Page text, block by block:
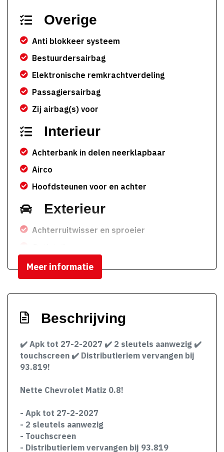
Overige
Anti blokkeer systeem
Bestuurdersairbag
Elektronische remkrachtverdeling
Passagiersairbag
Zij airbag(s) voor
Interieur
Achterbank in delen neerklapbaar
Airco
Hoofdsteunen voor en achter
Exterieur
Achterruitwisser en sproeier
Meer informatie
Beschrijving
✔️ Apk tot 27-2-2027 ✔️ 2 sleutels aanwezig ✔️
touchscreen ✔️ Distributieriem vervangen bij
93.819!
Nette Chevrolet Matiz 0.8!
- Apk tot 27-2-2027
- 2 sleutels aanwezig
- Touchscreen
- Distributieriem vervangen bij 93.819